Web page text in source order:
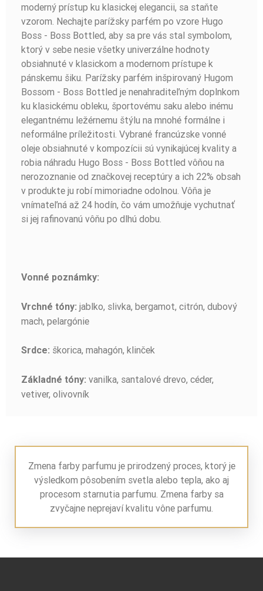
moderný prístup ku klasickej elegancii, sa staňte
vzorom. Nechajte parížsky parfém po vzore Hugo
Boss - Boss Bottled, aby sa pre vás stal symbolom,
ktorý v sebe nesie všetky univerzálne hodnoty
obsiahnuté v klasickom a modernom prístupe k
pánskemu šiku. Parížsky parfém inšpirovaný Hugom
Bossom - Boss Bottled je nenahraditeľným doplnkom
ku klasickému obleku, športovému saku alebo inému
elegantnému ležérnemu štýlu na mnohé formálne i
neformálne príležitosti. Vybrané francúzske vonné
oleje obsiahnuté v kompozícii sú vynikajúcej kvality a
robia náhradu Hugo Boss - Boss Bottled vôňou na
nerozoznanie od značkovej receptúry a ich 22% obsah
v produkte ju robí mimoriadne odolnou. Vôňa je
vnímateľná až 24 hodín, čo vám umožňuje vychutnať
si jej rafinovanú vôňu po dlhú dobu.
Vonné poznámky:
Vrchné tóny: jablko, slivka, bergamot, citrón, dubový
mach, pelargónie
Srdce: škorica, mahagón, klinček
Základné tóny: vanilka, santalové drevo, céder,
vetiver, olivovník
Zmena farby parfumu je prirodzený proces, ktorý je
výsledkom pôsobením svetla alebo tepla, ako aj
procesom starnutia parfumu. Zmena farby sa
zvyčajne neprejaví kvalitu vône parfumu.